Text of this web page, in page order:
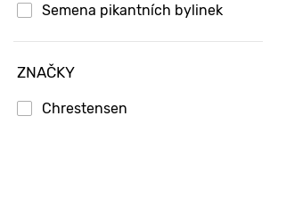
Semena pikantních bylinek
ZNAČKY
Chrestensen